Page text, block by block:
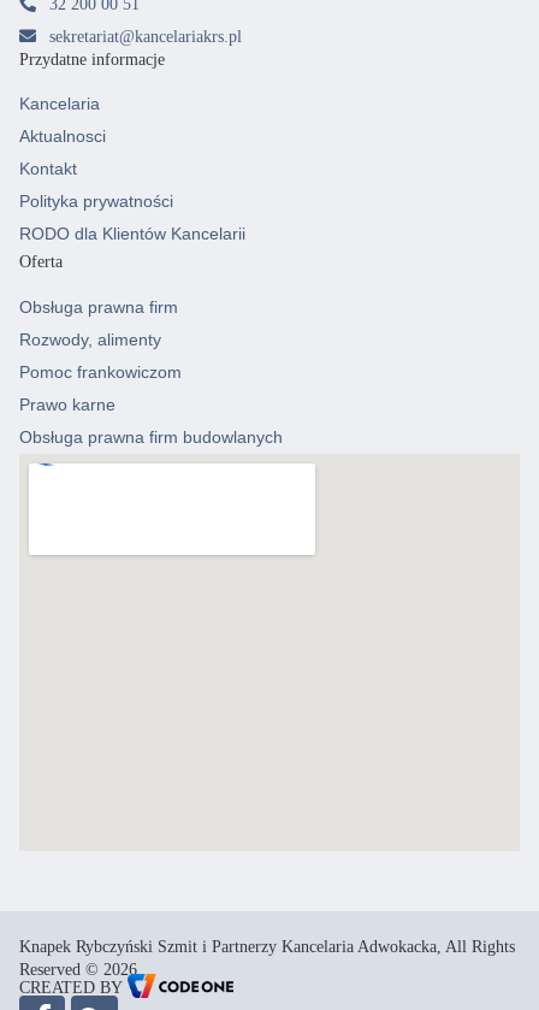
32 200 00 51
sekretariat@kancelariakrs.pl
Przydatne informacje
Kancelaria
Aktualnosci
Kontakt
Polityka prywatności
RODO dla Klientów Kancelarii
Oferta
Obsługa prawna firm
Rozwody, alimenty
Pomoc frankowiczom
Prawo karne
Obsługa prawna firm budowlanych
Knapek Rybczyński Szmit i Partnerzy Kancelaria Adwokacka, All Rights
Reserved © 2026
CREATED BY